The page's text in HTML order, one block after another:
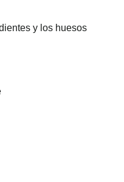
y los huesos